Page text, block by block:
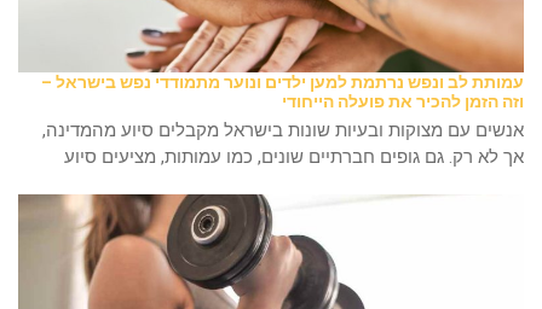
עמותת לב ונפש נרתמת למען ילדים ונוער מתמודדי נפש בישראל –
וזה הזמן להכיר את פועלה הייחודי
אנשים עם מצוקות ובעיות שונות בישראל מקבלים סיוע מהמדינה,
אך לא רק. גם גופים חברתיים שונים, כמו עמותות, מציעים סיוע